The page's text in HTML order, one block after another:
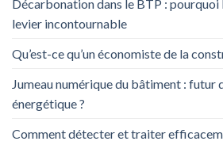
Décarbonation dans le BTP : pourquoi
levier incontournable
Qu’est-ce qu’un économiste de la
Jumeau numérique du bâtiment : futur
énergétique ?
Comment détecter et traiter